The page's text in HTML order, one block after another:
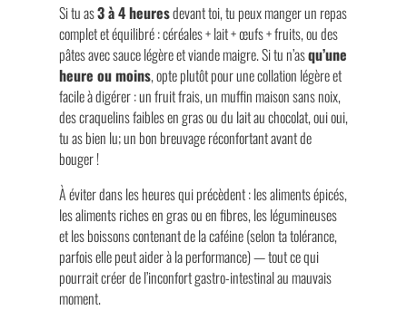
Si tu as3 à 4 heuresdevant toi, tu peux manger un repas
complet et équilibré : céréales + lait + œufs + fruits, ou des
pâtes avec sauce légère et viande maigre. Si tu n’asqu’une
heure ou moins, opte plutôt pour une collation légère et
facile à digérer : un fruit frais, un muffin maison sans noix,
des craquelins faibles en gras ou du lait au chocolat, oui oui,
tu as bien lu; un bon breuvage réconfortant avant de
bouger !
À éviter dans les heures qui précèdent : les aliments épicés,
les aliments riches en gras ou en fibres, les légumineuses
et les boissons contenant de la caféine (selon ta tolérance,
parfois elle peut aider à la performance) — tout ce qui
pourrait créer de l’inconfort gastro-intestinal au mauvais
moment.